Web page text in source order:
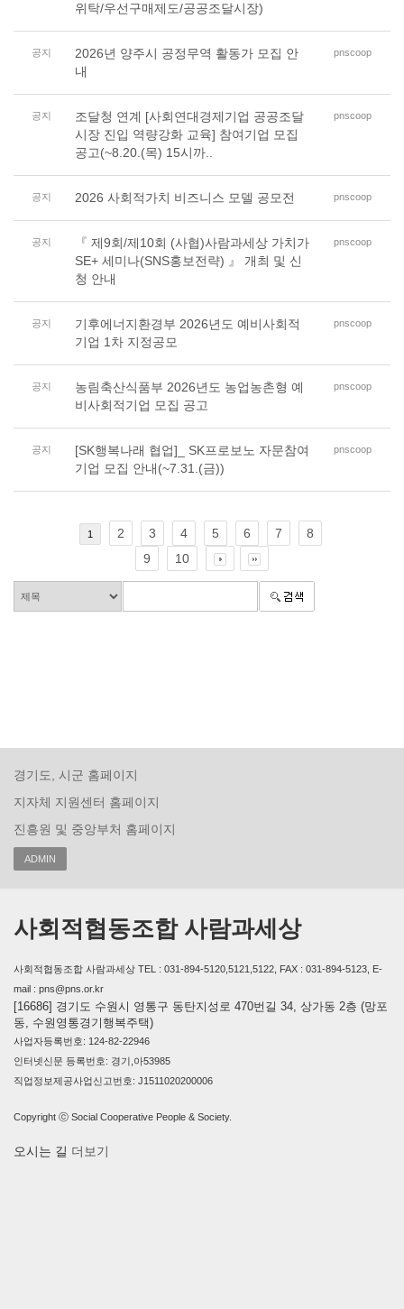
위탁/우선구매제도/공공조달시장)
공지
2026년 양주시 공정무역 활동가 모집 안
내
pnscoop
공지
조달청 연계 [사회연대경제기업 공공조달
시장 진입 역량강화 교육] 참여기업 모집
공고(~8.20.(목) 15시까..
pnscoop
공지 2026 사회적가치 비즈니스 모델 공모전 pnscoop
공지
『 제9회/제10회 (사협)사람과세상 가치가
SE+ 세미나(SNS홍보전략) 』 개최 및 신
청 안내
pnscoop
공지
기후에너지환경부 2026년도 예비사회적
기업 1차 지정공모
pnscoop
공지
농림축산식품부 2026년도 농업농촌형 예
비사회적기업 모집 공고
pnscoop
공지
[SK행복나래 협업]_ SK프로보노 자문참여
기업 모집 안내(~7.31.(금))
pnscoop
1 2 3 4 5 6 7
8
9
10
경기도, 시군 홈페이지
지자체 지원센터 홈페이지
진흥원 및 중앙부처 홈페이지
ADMIN
사회적협동조합 사람과세상
사회적협동조합 사람과세상 TEL : 031-894-5120,5121,5122, FAX : 031-894-5123, E-
mail : pns@pns.or.kr
[16686] 경기도 수원시 영통구 동탄지성로 470번길 34, 상가동 2층 (망포
동, 수원영통경기행복주택)
사업자등록번호: 124-82-22946
인터넷신문 등록번호: 경기,아53985
직업정보제공사업신고번호: J1511020200006
Copyright ⓒ Social Cooperative People & Society.
오시는 길 더보기